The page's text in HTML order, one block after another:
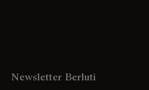
Newsletter Berluti